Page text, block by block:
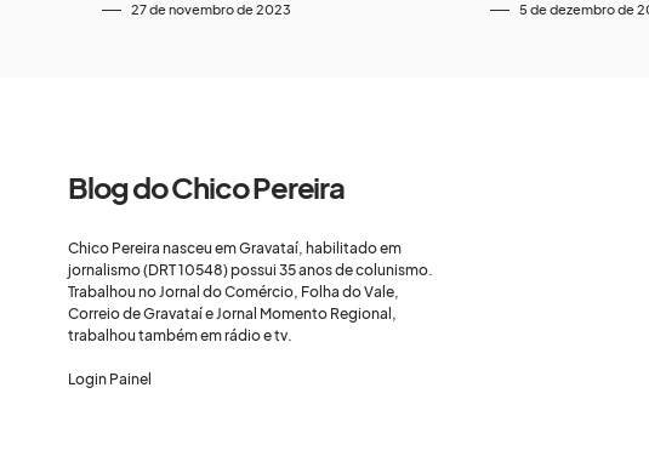
27 de novembro de 2023
5 de dezembro de
Blog do Chico Pereira
Chico Pereira nasceu em Gravataí, habilitado em
jornalismo (DRT 10548) possui 35 anos de colunismo.
Trabalhou no Jornal do Comércio, Folha do Vale,
Correio de Gravataí e Jornal Momento Regional,
trabalhou também em rádio e tv.
Login Painel